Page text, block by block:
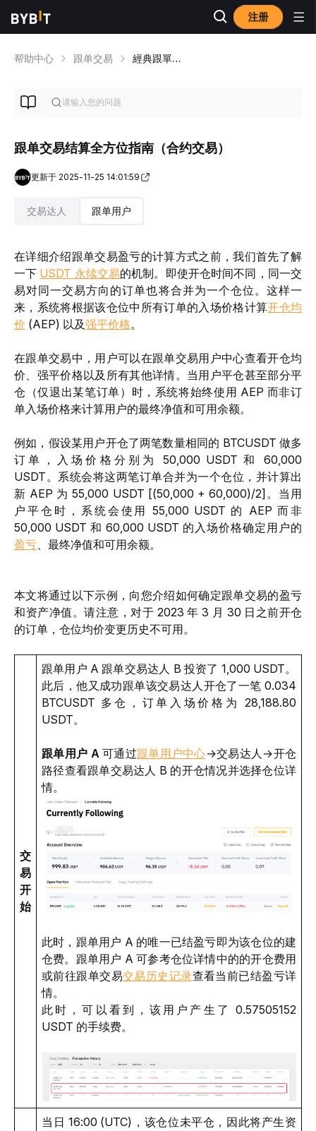
注册
帮助中心 跟单交易 經典跟單交易概览
跟单交易结算全方位指南（合约交易）
更新于 2025-11-25 14:01:59
交易达人 跟单用户
在详细介绍跟单交易盈亏的计算方式之前，我们首先了解
一下 USDT 永续交易的机制。即使开仓时间不同，同一交
易对同一交易方向的订单也将合并为一个仓位。这样一
来，系统将根据该仓位中所有订单的入场价格计算开仓均
价 (AEP) 以及强平价格。
在跟单交易中，用户可以在跟单交易用户中心查看开仓均
价、强平价格以及所有其他详情。当用户平仓甚至部分平
仓（仅退出某笔订单）时，系统将始终使用 AEP 而非订
单入场价格来计算用户的最终净值和可用余额。
例如，假设某用户开仓了两笔数量相同的 BTCUSDT 做多
订单，入场价格分别为 50,000 USDT 和 60,000
USDT。系统会将这两笔订单合并为一个仓位，并计算出
新 AEP 为 55,000 USDT [(50,000 + 60,000)/2]。当用
户平仓时，系统会使用 55,000 USDT 的 AEP 而非
50,000 USDT 和 60,000 USDT 的入场价格确定用户的
盈亏、最终净值和可用余额。
本文将通过以下示例，向您介绍如何确定跟单交易的盈亏
和资产净值。请注意，对于 2023 年 3 月 30 日之前开仓
的订单，仓位均价变更历史不可用。
交
易
开
始
跟单用户 A 跟单交易达人 B 投资了 1,000 USDT。
此后，他又成功跟单该交易达人开仓了一笔 0.034
BTCUSDT 多仓，订单入场价格为 28,188.80
USDT。
跟单用户 A 可通过跟单用户中心→交易达人→开仓
路径查看跟单交易达人 B 的开仓情况并选择仓位详
情。
此时，跟单用户 A 的唯一已结盈亏即为该仓位的建
仓费。跟单用户 A 可参考仓位详情中的的开仓费用
或前往跟单交易交易历史记录查看当前已结盈亏详
情。
此时，可以看到，该用户产生了 0.57505152
USDT 的手续费。
当日 16:00 (UTC)，该仓位未平仓，因此将产生资